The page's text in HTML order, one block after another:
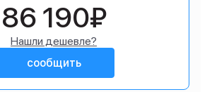
86 190₽
Нашли дешевле?
сообщить